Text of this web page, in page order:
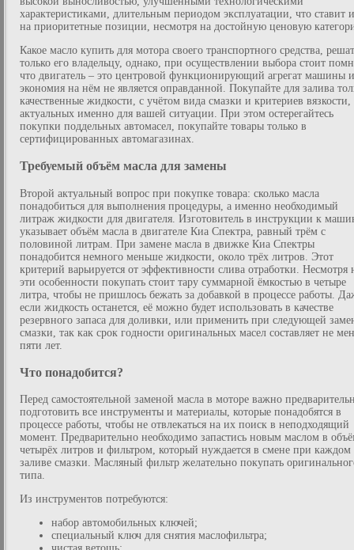
характеристиками, длительным периодом эксплуатации, что ставит
на приоритетные позиции, несмотря на достойную ценовую
Какое масло купить для мотора своего транспортного средства,
только его владельцу, однако, при осуществлении выбора стоит
что двигатель – это центровой функционирующий агрегат машины и
экономия на нём не является оправданной. Покупайте для залива
качественные жидкости, с учётом вида смазки и критериев вязкости,
актуальных именно для вашей ситуации. При этом остерегайтесь
покупки поддельных автомасел, покупайте товары только в
сертифицированных автомагазинах.
Требуемый объём масла для замены
Второй актуальный вопрос при покупке товара: сколько масла
понадобиться для выполнения процедуры, а именно необходимый
литраж жидкости для двигателя. Изготовитель в инструкции к
указывает объём масла в двигателе Киа Спектра, равный трём с
половиной литрам. При замене масла в движке Киа Спектры
понадобится немного меньше жидкости, около трёх литров. Этот
критерий варьируется от эффективности слива отработки. Несмотря
эти особенности покупать стоит тару суммарной ёмкостью в четыре
литра, чтобы не пришлось бежать за добавкой в процессе работы.
если жидкость останется, её можно будет использовать в качестве
резервного запаса для доливки, или применить при следующей
смазки, так как срок годности оригинальных масел составляет не
пяти лет.
Что понадобится?
Перед самостоятельной заменой масла в моторе важно
подготовить все инструменты и материалы, которые понадобятся в
процессе работы, чтобы не отвлекаться на их поиск в неподходящий
момент. Предварительно необходимо запастись новым маслом в
четырёх литров и фильтром, который нуждается в смене при каждом
заливе смазки. Масляный фильтр желательно покупать
типа.
Из инструментов потребуются:
набор автомобильных ключей;
специальный ключ для снятия маслофильтра;